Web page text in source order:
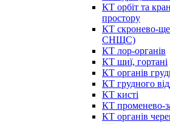
КТ орбіт та
простору
КТ скронево-
СНЩС)
КТ лор-органів
КТ шиї, гортані
КТ органів
КТ грудного
КТ кисті
КТ променево-
КТ органів